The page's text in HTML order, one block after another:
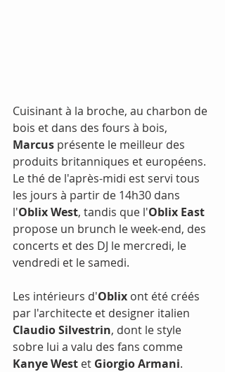
Cuisinant à la broche, au charbon de
bois et dans des fours à bois,
Marcus présente le meilleur des
produits britanniques et européens.
Le thé de l'après-midi est servi tous
les jours à partir de 14h30 dans
l'Oblix West, tandis que l'Oblix East
propose un brunch le week-end, des
concerts et des DJ le mercredi, le
vendredi et le samedi.
Les intérieurs d'Oblix ont été créés
par l'architecte et designer italien
Claudio Silvestrin, dont le style
sobre lui a valu des fans comme
Kanye West et Giorgio Armani.